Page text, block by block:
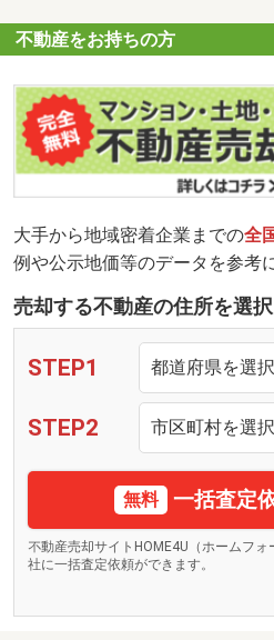
不動産をお持ちの方
大手から地域密着企業までの全
例や公示地価等のデータを参考
売却する不動産の住所を選択
STEP1
STEP2
無料 一括査定
不動産売却サイトHOME4U（ホームフ
社に一括査定依頼ができます。